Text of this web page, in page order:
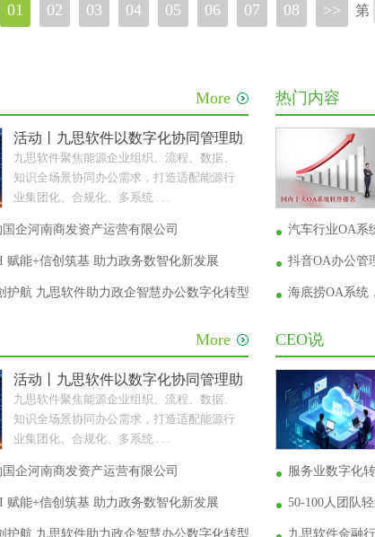
01 02 03 04 05 06 07 08 >> 第
More
活动丨九思软件以数字化协同管理助力能源企业转型升级
九思软件聚焦能源企业组织、流程、数据、
知识全场景协同办公需求，打造适配能源行
业集团化、合规化、多系统 . . .
企河南商发资产运营有限公司
赋能+信创筑基 助力政务数智化新发展
护航 九思软件助力政企智慧办公数字化转型
热门内容
汽车行业OA系
抖音OA办公管
海底捞OA系统
More
活动丨九思软件以数字化协同管理助力能源企业转型升级
九思软件聚焦能源企业组织、流程、数据、
知识全场景协同办公需求，打造适配能源行
业集团化、合规化、多系统 . . .
企河南商发资产运营有限公司
赋能+信创筑基 助力政务数智化新发展
护航 九思软件助力政企智慧办公数字化转型
CEO说
服务业数字化
50-100人团队
九思软件金融